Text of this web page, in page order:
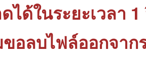
ได้ในระยะเวลา
อลบไฟล์ออกจาก